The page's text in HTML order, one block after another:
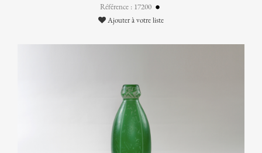
Référence : 17200
Ajouter à votre liste